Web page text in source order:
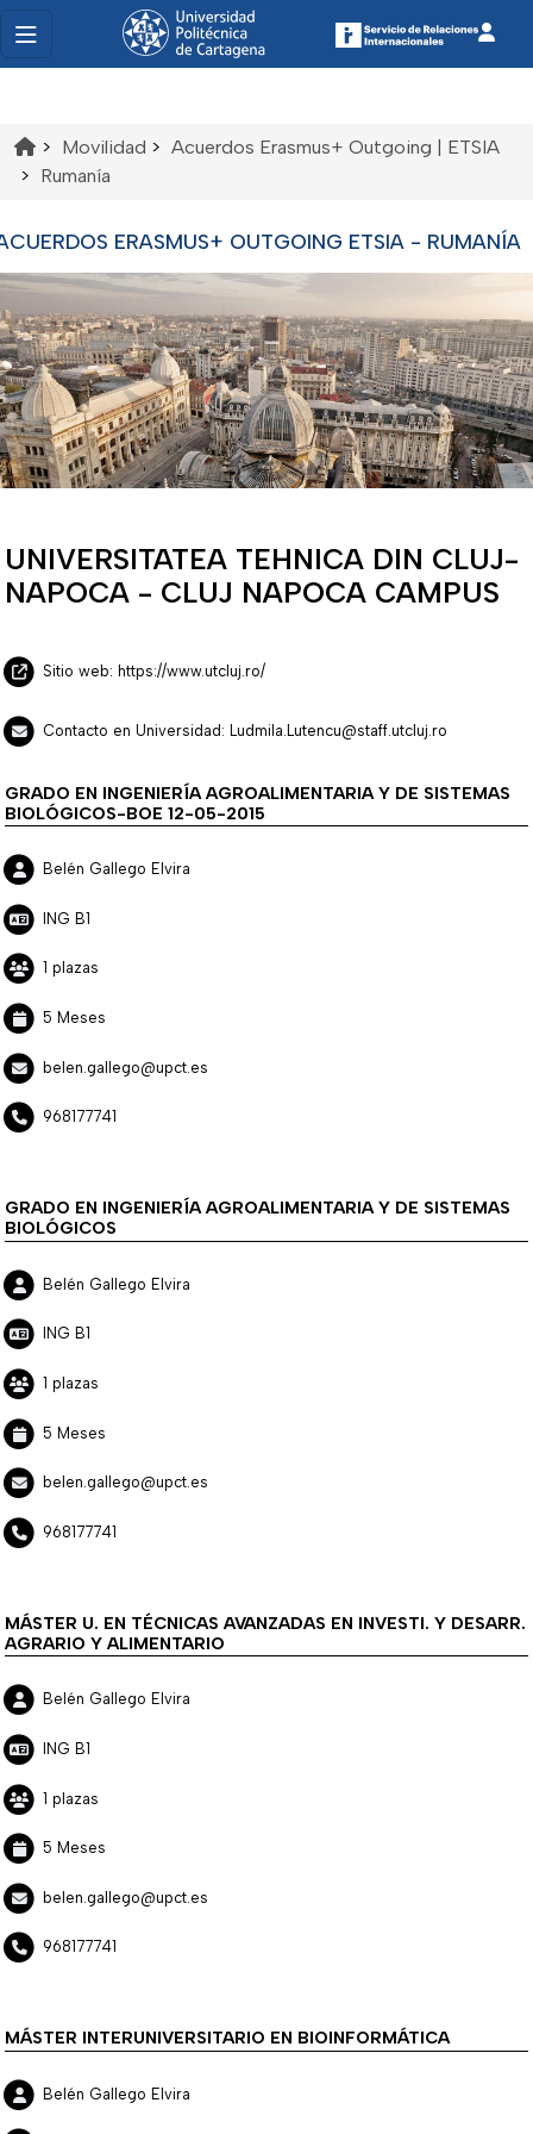
> Movilidad > Acuerdos Erasmus+ Outgoing | ETSIA
> Rumanía
ERASMUS+ OUTGOING ETSIA - RUMANÍA
UNIVERSITATEA TEHNICA DIN CLUJ-
NAPOCA - CLUJ NAPOCA CAMPUS
Sitio web: https://www.utcluj.ro/
Contacto en Universidad: Ludmila.Lutencu@staff.utcluj.ro
GRADO EN INGENIERÍA AGROALIMENTARIA Y DE SISTEMAS
BIOLÓGICOS-BOE 12-05-2015
Belén Gallego Elvira
ING B1
1 plazas
5 Meses
belen.gallego@upct.es
968177741
GRADO EN INGENIERÍA AGROALIMENTARIA Y DE SISTEMAS
BIOLÓGICOS
Belén Gallego Elvira
ING B1
1 plazas
5 Meses
belen.gallego@upct.es
968177741
MÁSTER U. EN TÉCNICAS AVANZADAS EN INVESTI. Y DESARR.
AGRARIO Y ALIMENTARIO
Belén Gallego Elvira
ING B1
1 plazas
5 Meses
belen.gallego@upct.es
968177741
MÁSTER INTERUNIVERSITARIO EN BIOINFORMÁTICA
Belén Gallego Elvira